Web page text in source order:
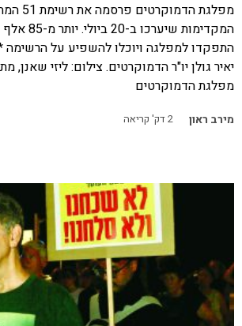
מפלגת
המקדימות
התפקדו למפלגה ויוכלו להשפיע על הרשימה
יאיר גולן יו"ר הדמוקרטים. צילום: ליזי שאנן,
מפלגת הדמוקרטים
מירב ראון 2דק' קריאה